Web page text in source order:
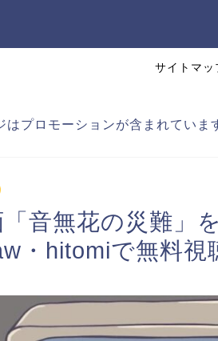
サイトマッ
はプロモーションが含まれていま
音無花の災難」
・hitomiで無料視